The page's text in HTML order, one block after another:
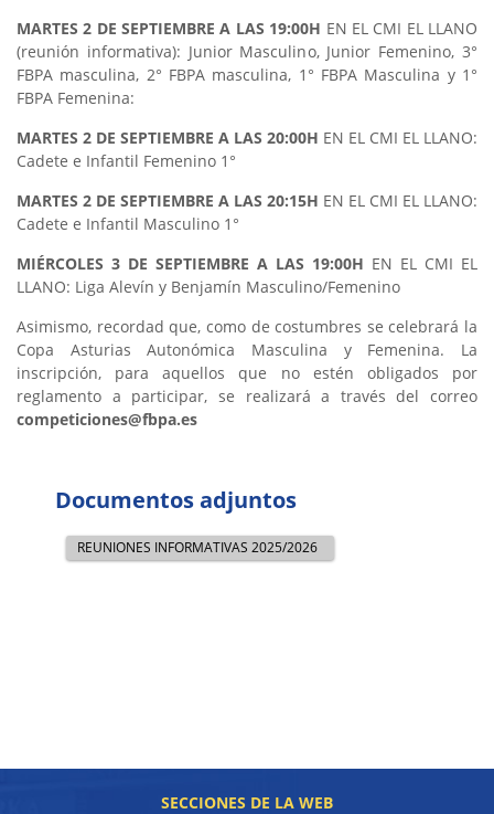
MARTES 2 DE SEPTIEMBRE A LAS 19:00H EN EL CMI EL LLANO
(reunión informativa): Junior Masculino, Junior Femenino, 3°
FBPA masculina, 2° FBPA masculina, 1° FBPA Masculina y 1°
FBPA Femenina:
MARTES 2 DE SEPTIEMBRE A LAS 20:00H EN EL CMI EL LLANO:
Cadete e Infantil Femenino 1°
MARTES 2 DE SEPTIEMBRE A LAS 20:15H EN EL CMI EL LLANO:
Cadete e Infantil Masculino 1°
MIÉRCOLES 3 DE SEPTIEMBRE A LAS 19:00H EN EL CMI EL
LLANO: Liga Alevín y Benjamín Masculino/Femenino
Asimismo, recordad que, como de costumbres se celebrará la
Copa Asturias Autonómica Masculina y Femenina. La
inscripción, para aquellos que no estén obligados por
reglamento a participar, se realizará a través del correo
competiciones@fbpa.es
Documentos adjuntos
REUNIONES INFORMATIVAS 2025/2026
SECCIONES DE LA WEB